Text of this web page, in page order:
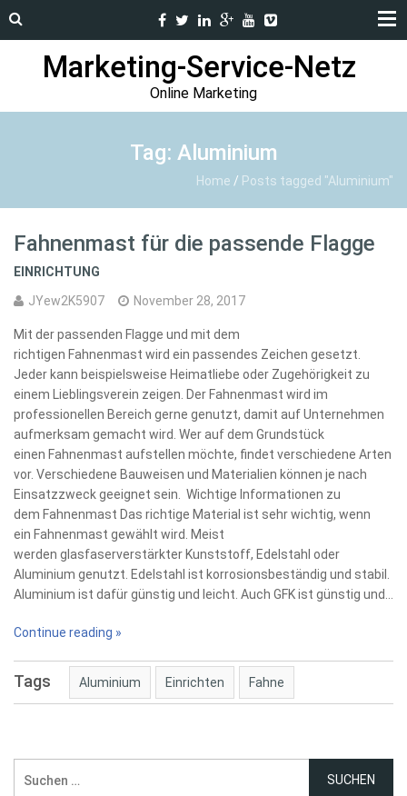
Marketing-Service-Netz
Online Marketing
Tag: Aluminium
Home / Posts tagged "Aluminium"
Fahnenmast für die passende Flagge
EINRICHTUNG
JYew2K5907
November 28, 2017
Mit der passenden Flagge und mit dem
richtigen Fahnenmast wird ein passendes Zeichen gesetzt.
Jeder kann beispielsweise Heimatliebe oder Zugehörigkeit zu
einem Lieblingsverein zeigen. Der Fahnenmast wird im
professionellen Bereich gerne genutzt, damit auf Unternehmen
aufmerksam gemacht wird. Wer auf dem Grundstück
einen Fahnenmast aufstellen möchte, findet verschiedene Arten
vor. Verschiedene Bauweisen und Materialien können je nach
Einsatzzweck geeignet sein. Wichtige Informationen zu
dem Fahnenmast Das richtige Material ist sehr wichtig, wenn
ein Fahnenmast gewählt wird. Meist
werden glasfaserverstärkter Kunststoff, Edelstahl oder
Aluminium genutzt. Edelstahl ist korrosionsbeständig und stabil.
Aluminium ist dafür günstig und leicht. Auch GFK ist günstig und…
Continue reading »
Tags Aluminium Einrichten Fahne
nach: